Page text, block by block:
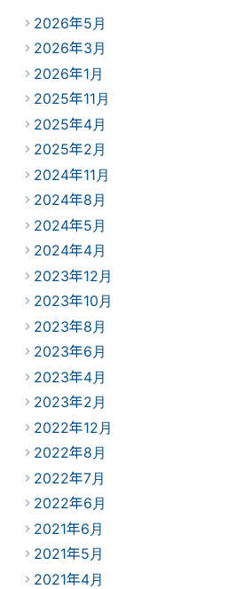
2026年5月
2026年3月
2026年1月
2025年11月
2025年4月
2025年2月
2024年11月
2024年8月
2024年5月
2024年4月
2023年12月
2023年10月
2023年8月
2023年6月
2023年4月
2023年2月
2022年12月
2022年8月
2022年7月
2022年6月
2021年6月
2021年5月
2021年4月